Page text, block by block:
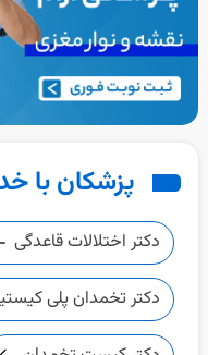
پزشکان با
دکتر اختلالات قاعدگی
دکتر تخمدان پلی